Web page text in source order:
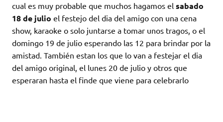
cual es muy probable que muchos hagamos el sabado
18 de julio el festejo del dia del amigo con una cena
show, karaoke o solo juntarse a tomar unos tragos, o el
domingo 19 de julio esperando las 12 para brindar por la
amistad. También estan los que lo van a festejar el dia
del amigo original, el lunes 20 de julio y otros que
esperaran hasta el finde que viene para celebrarlo